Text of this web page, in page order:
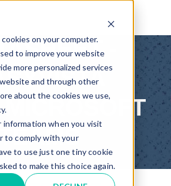
on your computer.
to improve your website
more personalized services
and through other
about the cookies we use,
when you visit
to comply with your
to use just one tiny cookie
to make this choice again.
-